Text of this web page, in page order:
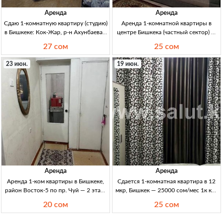
Аренда
Сдаю 1-комнатную квартиру (студию)
в Бишкеке: Кок-Жар, р-н Ахунбаева /
Кок-Жар (р-н Ахунбаева/7 апреля),
новый дом, 2/5 эт. Мебель,
раскладн.
27 сом
Аренда
Аренда 1-комнатной квартиры в
центре Бишкека (частный сектор) —
для двоих; Wi‑Fi, центр. отопл.,
канали-; санузел совм.; свеж. ремонт;
25 сом
23 июн.
Аренда
Аренда 1-ком квартиры в Бишкеке,
район Восток-5 по пр. Чуй — 2 этаж,
Восток-5, пр. Чуй; 2 эт, не угл;
20 сом
19 июн.
Аренда
Сдается 1-комнатная квартира в 12
мкр, Бишкек — 25000 сом/мес 1к кв.,
депозит 10000 сом, только 1 чел.,
25 сом